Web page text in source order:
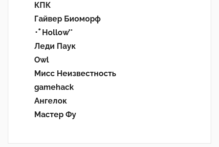
КПК
Гайвер Биоморф
･ﾟHollow’°
Леди Паук
Owl
Мисс Неизвестность
gamehack
Ангелок
Мастер Фу